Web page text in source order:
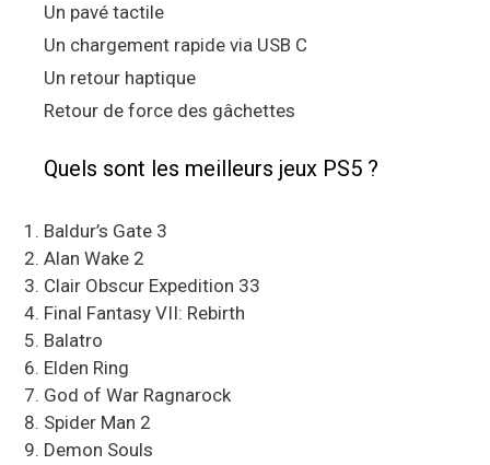
Un pavé tactile
Un chargement rapide via USB C
Un retour haptique
Retour de force des gâchettes
Quels sont les meilleurs jeux PS5 ?
Baldur’s Gate 3
Alan Wake 2
Clair Obscur Expedition 33
Final Fantasy VII: Rebirth
Balatro
Elden Ring
God of War Ragnarock
Spider Man 2
Demon Souls